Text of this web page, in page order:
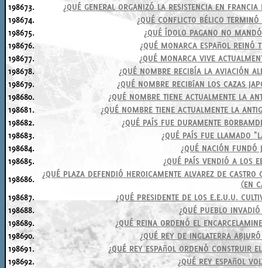
198673.
¿QUÉ GENERAL ORGANIZÓ LA RESISTENCIA EN
198674.
¿QUÉ CONFLICTO BÉLICO
198675.
¿QUÉ ÍDOLO PAGANO NO
198676.
¿QUÉ MONARCA ESPAñOL REINÓ
198677.
¿QUÉ MONARCA VIVE
198678.
¿QUÉ NOMBRE RECIBÍA LA AVIACIÓN
198679.
¿QUÉ NOMBRE RECIBíAN LOS CAZAS
198680.
¿QUÉ NOMBRE TIENE ACTUALMENTE LA
198681.
¿QUÉ NOMBRE TIENE ACTUALMENTE LA
198682.
¿QUÉ PAÍS FUE DURAMENTE
198683.
¿QUÉ PAÍS FUE LLAMADO
198684.
¿QUÉ NACIÓN FUNDÓ
198685.
¿QUÉ PAÍS VENDIÓ A LOS
198686.
¿QUÉ PLAZA DEFENDIÓ HEROICAMENTE ALVAREZ DE
(EN
198687.
¿QUÉ PRESIDENTE DE LOS E.E.U.U.
198688.
¿QUÉ PUEBLO
198689.
¿QUÉ REINA ORDENÓ EL
198690.
¿QUÉ REY DE INGLATERRA
198691.
¿QUÉ REY ESPAñOL ORDENÓ CONSTRUIR
198692.
¿QUÉ REY ESPAñOL